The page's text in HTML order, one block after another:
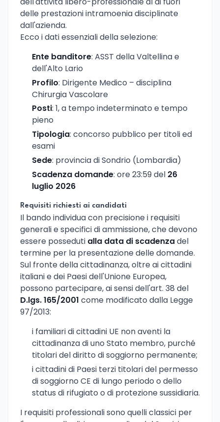
delle prestazioni intramoenia disciplinate
dall'azienda.
Ecco i dati essenziali della selezione:
Ente banditore: ASST della Valtellina e
dell'Alto Lario
Profilo: Dirigente Medico – disciplina
Chirurgia Vascolare
Posti: 1, a tempo indeterminato e tempo
pieno
Tipologia: concorso pubblico per titoli ed
esami
Sede: provincia di Sondrio (Lombardia)
Scadenza domande: ore 23:59 del 26
luglio 2026
Requisiti richiesti ai candidati
Il bando individua con precisione i requisiti
generali e specifici di ammissione, che devono
essere posseduti alla data di scadenzadel
termine per la presentazione delle domande.
Sul fronte della cittadinanza, oltre ai cittadini
italiani e dei Paesi dell'Unione Europea,
possono partecipare, ai sensi dell'art. 38 del
D.lgs. 165/2001 come modificato dalla Legge
97/2013:
i familiari di cittadini UE non aventi la
cittadinanza di uno Stato membro, purché
titolari del diritto di soggiorno permanente;
i cittadini di Paesi terzi titolari del permesso
di soggiorno CE di lungo periodo o dello
status di rifugiato o di protezione sussidiaria.
I requisiti professionali sono quelli classici per